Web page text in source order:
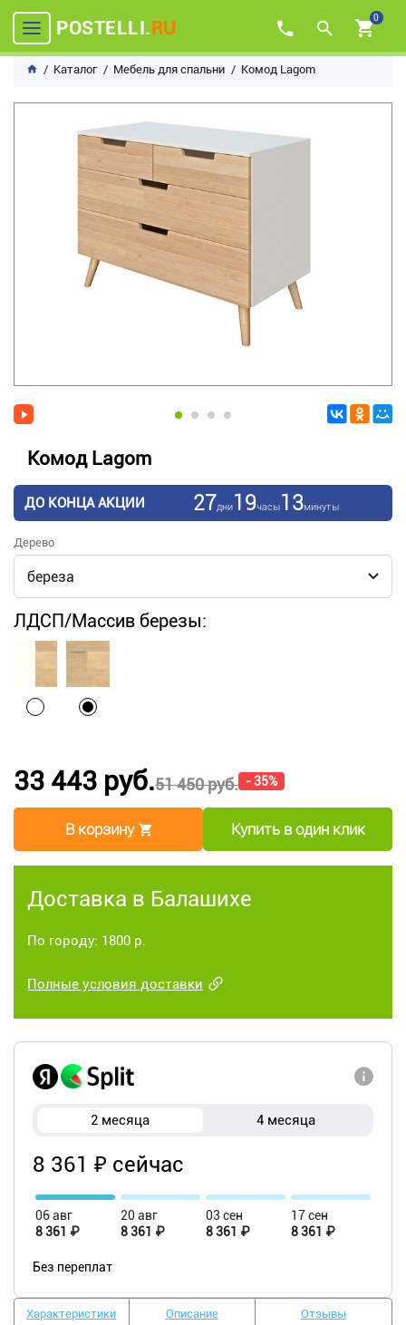
POSTELLI.RU 0
Каталог Мебель для спальни Комод Lagom
Комод Lagom
ДО КОНЦА АКЦИИ 27дни19часы13минуты
Дерево
ЛДСП/Массив березы:
51 450 руб. - 35%
33 443 руб.
В корзину Купить в один клик
Доставка в Балашихе
По городу: 1800 р.
Полные условия доставки
2 месяца 4 месяца
8 361 ₽ сейчас
06 авг
8 361 ₽
20 авг
8 361 ₽
03 сен
8 361 ₽
17 сен
8 361 ₽
Без переплат
Характеристики Описание Отзывы